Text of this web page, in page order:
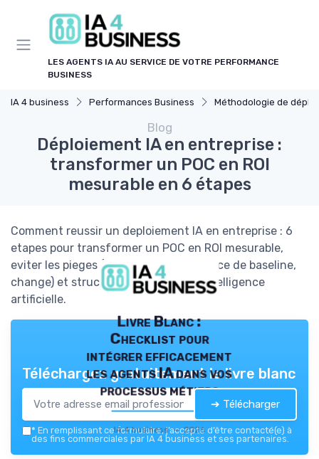
LES AGENTS IA AU SERVICE DE VOTRE PERFORMANCE
BUSINESS
IA 4 business Performances Business Méthodologie de déploiement
Blog
Déploiement IA en entreprise :
transformer un POC en ROI
mesurable en 6 étapes
Comment reussir un deploiement IA en entreprise : 6
etapes pour transformer un POC en ROI mesurable,
eviter les pieges (sponsor faible, absence de baseline,
change) et structurer vos projets d’intelligence
artificielle.
Livre Blanc :
Checklist pour
intégrer efficacement
les agents IA dans vos
processus métiers
IA 4 business — 2026
Téléchargez gratuitement le livre blanc
➔ Télécharger
* En remplissant ce formulaire, j’accepte d’être contacté(e) à
des fins commerciales par IA 4 business et ses partenaires.